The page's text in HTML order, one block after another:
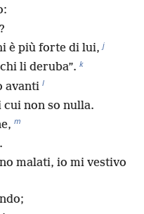
è più forte di lui, j
li deruba”. k
avanti l
cui non so nulla.
m
malati, io mi vestivo